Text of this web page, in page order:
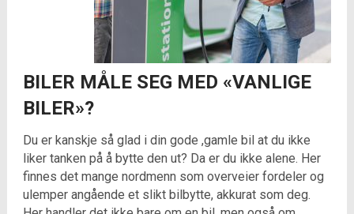
BILER MÅLE SEG MED «VANLIGE
BILER»?
Du er kanskje så glad i din gode ,gamle bil at du ikke
liker tanken på å bytte den ut? Da er du ikke alene. Her
finnes det mange nordmenn som overveier fordeler og
ulemper angående et slikt bilbytte, akkurat som deg.